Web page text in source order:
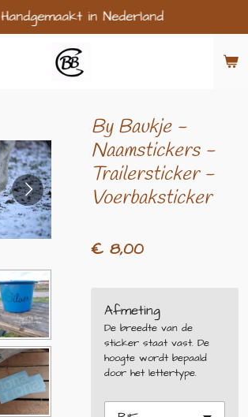
Handgemaakt in Nederland
By Baukje -
Naamstickers -
Trailersticker -
Voerbaksticker
€ 8,00
Afmeting
De breedte van de
sticker staat vast. De
hoogte wordt bepaald
door het lettertype.